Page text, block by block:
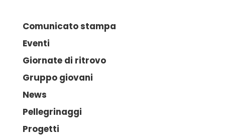
Comunicato stampa
Eventi
Giornate di ritrovo
Gruppo giovani
News
Pellegrinaggi
Progetti